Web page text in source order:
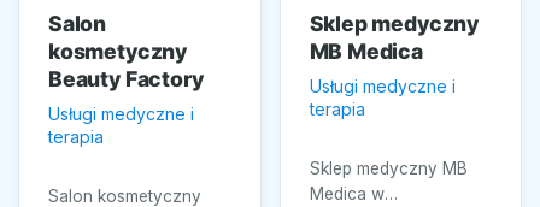
Salon
kosmetyczny
Beauty Factory
Usługi medyczne i
terapia
Salon kosmetyczny
Sklep medyczny
MB Medica
Usługi medyczne i
terapia
Sklep medyczny MB
Medica w